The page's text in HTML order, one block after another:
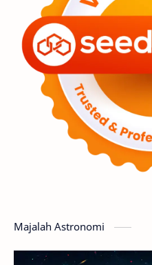
Premium Komet
Penelitian Serba-
Luar Angkasa Video
Supernova Nebula
Featured
GMT 2016
Majalah Astronomi